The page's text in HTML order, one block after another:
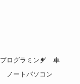
プログラミング
車
ノートパソコン